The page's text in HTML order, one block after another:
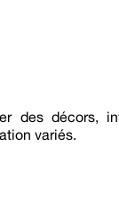
des décors,
variés.